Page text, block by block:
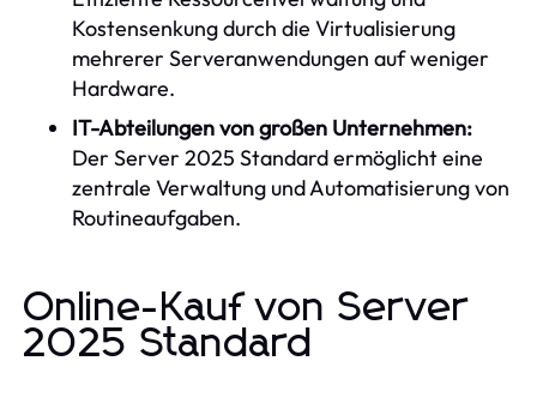
Kostensenkung durch die Virtualisierung
mehrerer Serveranwendungen auf weniger
Hardware.
IT-Abteilungen von großen Unternehmen:
Der Server 2025 Standard ermöglicht eine
zentrale Verwaltung und Automatisierung von
Routineaufgaben.
Online-Kauf von Server
2025 Standard